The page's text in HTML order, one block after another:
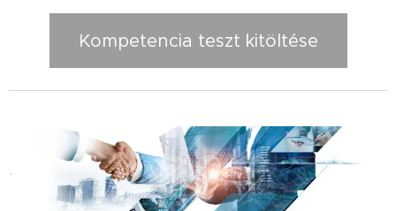
Kompetencia teszt kitöltése
.